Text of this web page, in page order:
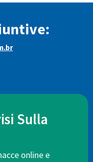
Sulla
online e